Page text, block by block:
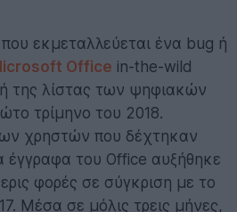
εκμεταλλεύεται ένα bug ή
Office in-the-wild
της λίστας των ψηφιακών
τρίμηνο του 2018.
χρηστών που δέχτηκαν
έγγραφα του Office αυξήθηκε
φορές σε σύγκριση με το
Μέσα σε μόλις τρεις μήνες,